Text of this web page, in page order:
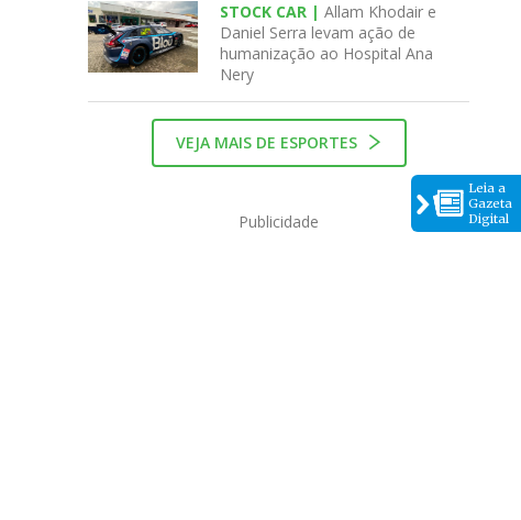
Leia a
Gazeta
Digital
STOCK CAR |Allam Khodair e
Daniel Serra levam ação de
humanização ao Hospital Ana
Nery
VEJA MAIS DE ESPORTES
Publicidade